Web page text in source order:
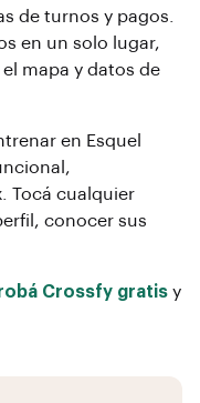
de turnos y pagos.
en un solo lugar,
mapa y datos de
en Esquel
. Tocá cualquier
conocer sus
Crossfy gratis y